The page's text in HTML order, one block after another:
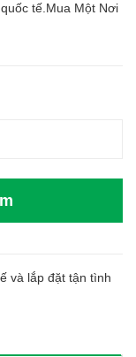
tế.Mua Một Nơi
và lắp đặt tận tình